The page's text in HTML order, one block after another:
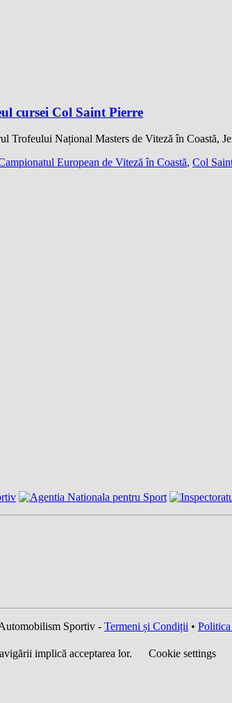
cursei Col Saint Pierre
Trofeului Național Masters de Viteză în Coastă,
European de Viteză în Coastă, Col
Sportiv - Termeni și Condiții •
implică acceptarea lor. Cookie settings